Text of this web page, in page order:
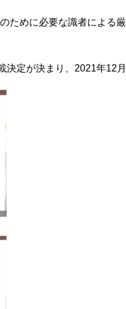
ために必要な識者による
定が決まり、2021年12